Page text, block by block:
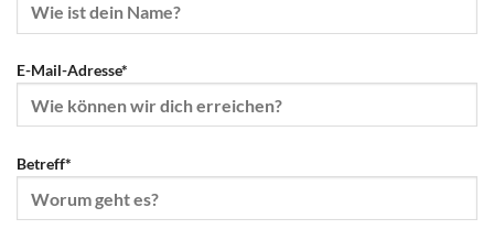
E-Mail-Adresse*
Betreff*